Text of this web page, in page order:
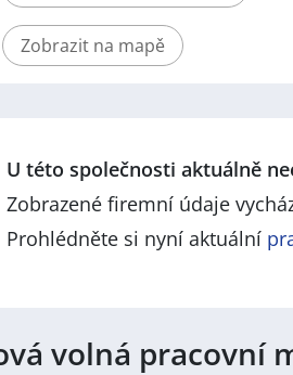
Zobrazit na mapě
U této společnosti aktuálně
Zobrazené firemní údaje
Prohlédněte si nyní aktuální
volná pracovní